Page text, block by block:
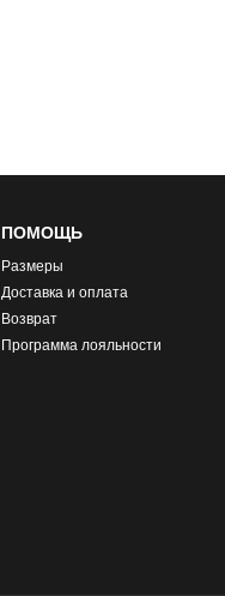
ПОМОЩЬ
Размеры
Доставка и оплата
Возврат
Программа лояльности